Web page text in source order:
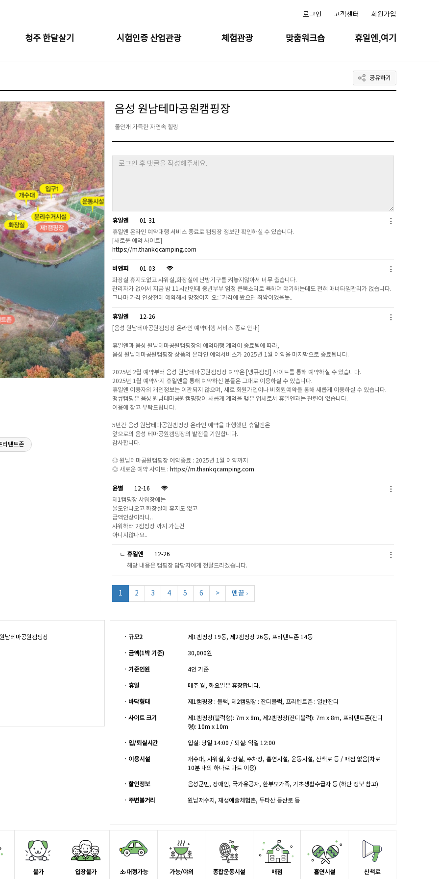
로그인 고객센터 회원가입
청주 한달살기 시험인증 산업관광 체험관광 맞춤워크숍 휴일엔,여기
공유하기
음성 원남테마공원캠핑장
물안개 가득한 자연속 힐링
휴일엔
01-31
휴일엔 온라인 예약대행 서비스 종료로 캠핑장 정보만 확인하실 수 있습니다.
[새로운 예약 사이트]
https://m.thankqcamping.com
비앤피
01-03
화장실 휴지도없고 샤워실,화장실에 난방기구를 켜놓지않아서 너무 춥습니다.
관리자가 없어서 지금 밤 11시반인데 중년부부 엄청 큰목소리로 욕하며 얘기하는데도 전혀 매너타임관리가 없습니다.
그나마 가격 인상전에 예약해서 망정이지 오른가격에 왔으면 최악이었을듯..
휴일엔
12-26
[음성 원남테마공원캠핑장 온라인 예약대행 서비스 종료 안내]
휴일엔과 음성 원남테마공원캠핑장의 예약대행 계약이 종료됨에 따라,
음성 원남테마공원캠핑장 상품의 온라인 예약서비스가 2025년 1월 예약을 마지막으로 종료됩니다.
2025년 2월 예약부터 음성 원남테마공원캠핑장 예약은 [땡큐캠핑] 사이트를 통해 예약하실 수 있습니다.
2025년 1월 예약까지 휴일엔을 통해 예약하신 분들은 그대로 이용하실 수 있습니다.
휴일엔 이용자의 개인정보는 이관되지 않으며, 새로 회원가입이나 비회원예약을 통해 새롭게 이용하실 수 있습니다.
땡큐캠핑은 음성 원남테마공원캠핑장이 새롭게 계약을 맺은 업체로서 휴일엔과는 관련이 없습니다.
이용에 참고 부탁드립니다.
5년간 음성 원남테마공원캠핑장 온라인 예약을 대행했던 휴일엔은
앞으로의 음성 테마공원캠핑장의 발전을 기원합니다.
감사합니다.
◎ 원남테마공원캠핑장 예약종료 : 2025년 1월 예약까지
◎ 새로운 예약 사이트 : https://m.thankqcamping.com
윤별
12-16
제1캠핑장 샤워장에는
물도안나오고 화장실에 휴지도 없고
금액인상이라니..
샤워하러 2캠핑장 까지 가는건
아니지않나요..
ㄴ 휴일엔
12-26
해당 내용은 캠핑장 담당자에게 전달드리겠습니다.
1 2 3 4 5 6 > 맨끝 ›
남테마공원캠핑장 ㆍ규모2 제1캠핑장 19동, 제2캠핑장 26동, 프리텐트존 14동
ㆍ금액(1박 기준) 30,000원
ㆍ기준인원 4인 기준
ㆍ휴일 매주 월, 화요일은 휴장합니다.
ㆍ바닥형태 제1캠핑장 : 블럭, 제2캠핑장 : 잔디블럭, 프리텐트존 : 일반잔디
ㆍ사이트 크기
제1캠핑장(블럭형): 7m x 8m, 제2캠핑장(잔디블럭): 7m x 8m, 프리텐트존(잔디
형): 10m x 10m
ㆍ입/퇴실시간 입실: 당일 14:00 / 퇴실: 익일 12:00
ㆍ이용시설
개수대, 샤워실, 화장실, 주차장, 흡연시설, 운동시설, 산책로 등 / 매점 없음(차로
10분 내의 하나로 마트 이용)
ㆍ할인정보 음성군민, 장애인, 국가유공자, 한부모가족, 기초생활수급자 등 (하단 정보 참고)
ㆍ주변볼거리 원남저수지, 재생예술체험촌, 두타산 등산로 등
불가 입장불가 소∙대형가능 가능/야외 종합운동시설 매점 흡연시설 산책로